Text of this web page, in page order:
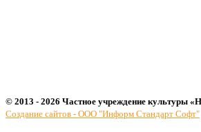
© 2013 - 2026 Частное учреждение культуры
Создание сайтов - ООО "Информ Стандарт Софт"